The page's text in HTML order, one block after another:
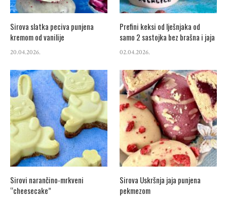
Sirova slatka peciva punjena
kremom od vanilije
20.04.2026.
Prefini keksi od lješnjaka od
samo 2 sastojka bez brašna i jaja
02.04.2026.
Sirovi narančino-mrkveni
“cheesecake”
Sirova Uskršnja jaja punjena
pekmezom